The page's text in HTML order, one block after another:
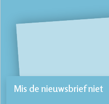
Mis de nieuwsbrief niet